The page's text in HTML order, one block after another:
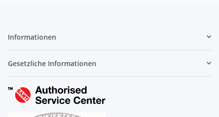
Informationen
Gesetzliche Informationen